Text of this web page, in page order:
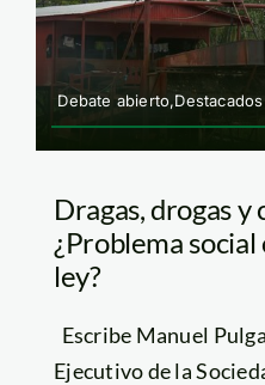
Debate abierto,Destacados
Dragas, drogas y
¿Problema
ley?
Escribe Manuel
Ejecutivo de la